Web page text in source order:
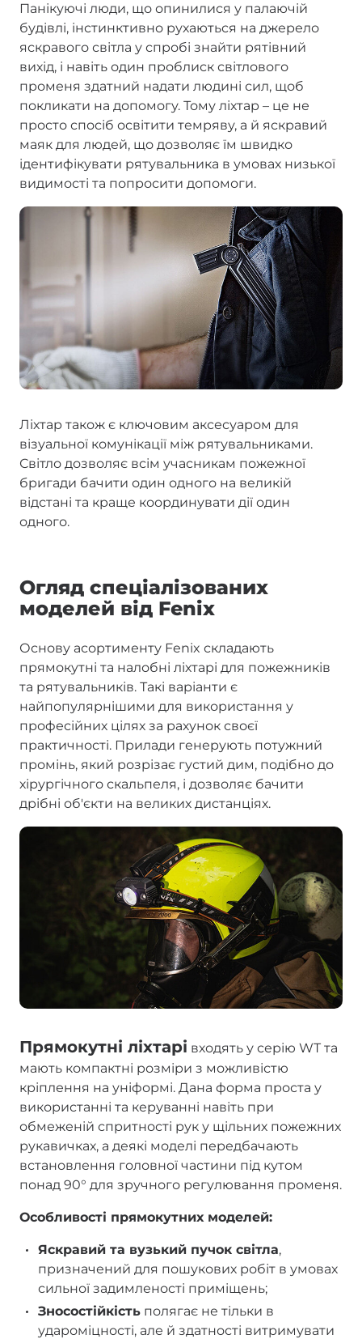
Панікуючі люди, що опинилися у палаючій
будівлі, інстинктивно рухаються на джерело
яскравого світла у спробі знайти рятівний
вихід, і навіть один проблиск світлового
променя здатний надати людині сил, щоб
покликати на допомогу. Тому ліхтар – це не
просто спосіб освітити темряву, а й яскравий
маяк для людей, що дозволяє їм швидко
ідентифікувати рятувальника в умовах низької
видимості та попросити допомоги.
Ліхтар також є ключовим аксесуаром для
візуальної комунікації між рятувальниками.
Світло дозволяє всім учасникам пожежної
бригади бачити один одного на великій
відстані та краще координувати дії один
одного.
Огляд спеціалізованих
моделей від Fenix
Основу асортименту Fenix складають
прямокутні та налобні ліхтарі для пожежників
та рятувальників. Такі варіанти є
найпопулярнішими для використання у
професійних цілях за рахунок своєї
практичності. Прилади генерують потужний
промінь, який розрізає густий дим, подібно до
хірургічного скальпеля, і дозволяє бачити
дрібні об'єкти на великих дистанціях.
Прямокутні ліхтарі входять у серію WT та
мають компактні розміри з можливістю
кріплення на уніформі. Дана форма проста у
використанні та керуванні навіть при
обмеженій спритності рук у щільних пожежних
рукавичках, а деякі моделі передбачають
встановлення головної частини під кутом
понад 90° для зручного регулювання променя.
Особливості прямокутних моделей:
Яскравий та вузький пучок світла,
призначений для пошукових робіт в умовах
сильної задимленості приміщень;
Зносостійкість полягає не тільки в
удароміцності, але й здатності витримувати